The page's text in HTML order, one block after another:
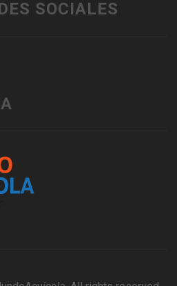
SOCIALES